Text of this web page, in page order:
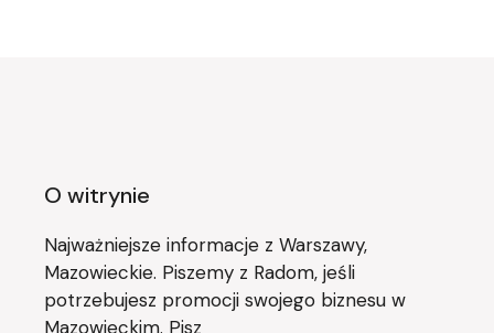
O witrynie
Najważniejsze informacje z Warszawy,
Mazowieckie. Piszemy z Radom, jeśli
potrzebujesz promocji swojego biznesu w
Mazowieckim. Pisz